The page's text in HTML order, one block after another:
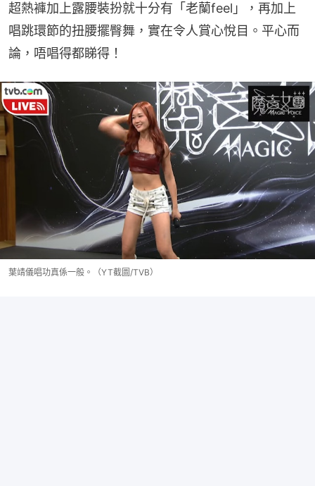
超熱褲加上露腰裝扮就十分有「老蘭feel」，再加上
唱跳環節的扭腰擺臀舞，實在令人賞心悅目。平心而
論，唔唱得都睇得！
葉靖儀唱功真係一般。（YT截圖/TVB）